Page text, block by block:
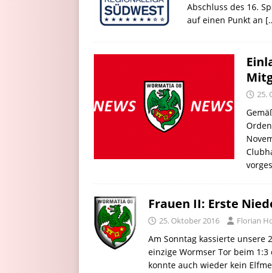
Abschluss des 16.
auf einen Punkt an
25.
Frauen II: Erste
25. Oktober 2016 Florian
Am Sonntag kassierte unsere
einzige Wormser Tor beim
konnte auch wieder kein